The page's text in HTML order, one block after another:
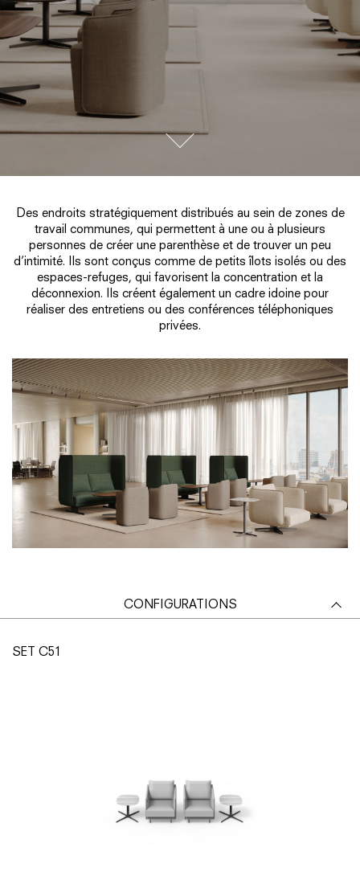
go to next section
Des endroits stratégiquement distribués au sein de zones de
travail communes, qui permettent à une ou à plusieurs
personnes de créer une parenthèse et de trouver un peu
d’intimité. Ils sont conçus comme de petits îlots isolés ou des
espaces-refuges, qui favorisent la concentration et la
déconnexion. Ils créent également un cadre idoine pour
réaliser des entretiens ou des conférences téléphoniques
privées.
CONFIGURATIONS
SET C51